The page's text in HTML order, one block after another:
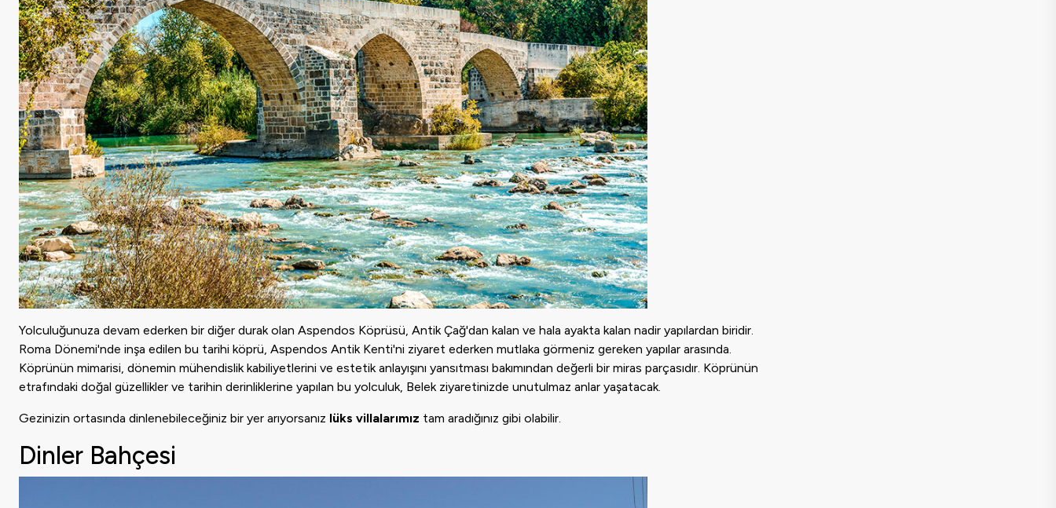
Yolculuğunuza devam ederken bir diğer durak olan Aspendos Köprüsü, Antik Çağ'dan kalan ve hala ayakta kalan nadir yapılardan biridir.
Roma Dönemi'nde inşa edilen bu tarihi köprü, Aspendos Antik Kenti'ni ziyaret ederken mutlaka görmeniz gereken yapılar arasında.
Köprünün mimarisi, dönemin mühendislik kabiliyetlerini ve estetik anlayışını yansıtması bakımından değerli bir miras parçasıdır. Köprünün
etrafındaki doğal güzellikler ve tarihin derinliklerine yapılan bu yolculuk, Belek ziyaretinizde unutulmaz anlar yaşatacak.
Gezinizin ortasında dinlenebileceğiniz bir yer arıyorsanız lüks villalarımız tam aradığınız gibi olabilir.
Dinler Bahçesi